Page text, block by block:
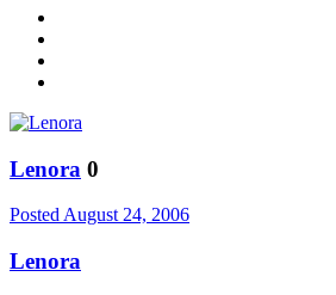
Lenora 0
PostedAugust 24, 2006
Lenora